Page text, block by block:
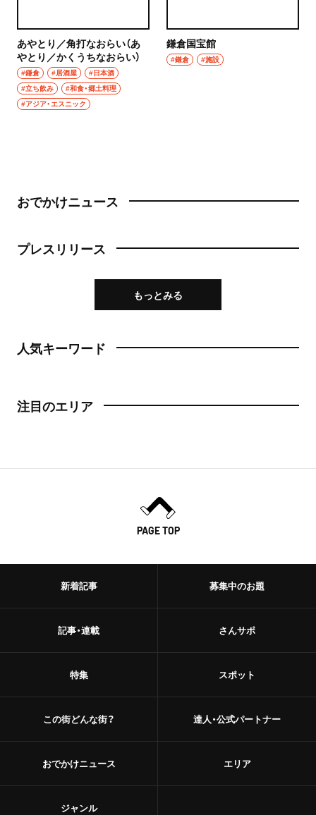
あやとり／角打なおらい（あ
やとり／かくうちなおらい）
#鎌倉 #居酒屋
#日本酒
#立ち飲み
#和食・郷土料理
#アジア・エスニック
鎌倉国宝館
#鎌倉 #施設
おでかけニュース
プレスリリース
もっとみる
人気キーワード
注目のエリア
PAGE TOP
新着記事
記事・連載
特集
この街どんな街？
おでかけニュース
募集中のお題
さんサポ
スポット
達人・公式パートナー
エリア
ジャンル